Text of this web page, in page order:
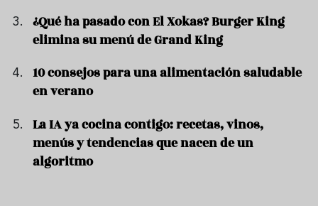
¿Qué ha pasado con El Xokas? Burger King
elimina su menú de Grand King
10 consejos para una alimentación saludable
en verano
La IA ya cocina contigo: recetas, vinos,
menús y tendencias que nacen de un
algoritmo